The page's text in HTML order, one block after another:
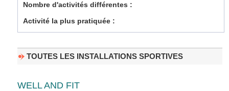
Nombre d'activités différentes :
Activité la plus pratiquée :
TOUTES LES INSTALLATIONS SPORTIVES
WELL AND FIT